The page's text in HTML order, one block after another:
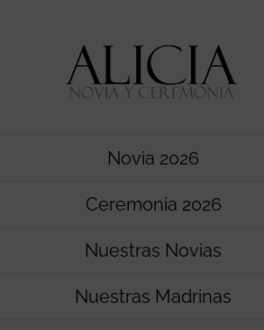
Novia 2026
Ceremonia 2026
Nuestras Novias
Nuestras Madrinas